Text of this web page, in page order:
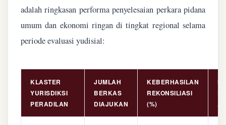
adalah ringkasan performa penyelesaian perkara pidana
umum dan ekonomi ringan di tingkat regional selama
periode evaluasi yudisial:
KLASTER
YURISDIKSI
PERADILAN
JUMLAH
BERKAS
DIAJUKAN
KEBERHASILAN
REKONSILIASI
(%)